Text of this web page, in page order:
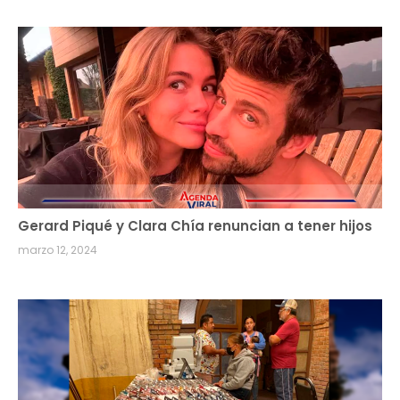
Gerard Piqué y Clara Chía renuncian a tener hijos
marzo 12, 2024